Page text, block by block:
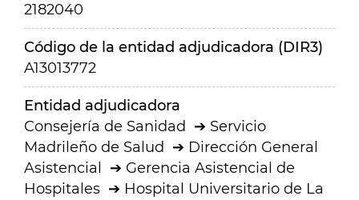
2182040
Código de la entidad adjudicadora (DIR3)
A13013772
Entidad adjudicadora
Consejería de Sanidad
Servicio
Madrileño de Salud
Dirección General
Asistencial
Gerencia Asistencial de
Hospitales
Hospital Universitario de La